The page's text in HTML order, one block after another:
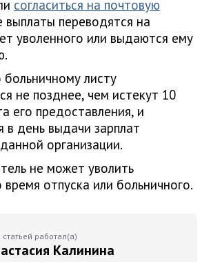
согласиться на почтовую
выплаты переводятся на
уволенного или выдаются ему
больничному листу
не позднее, чем истекут 10
его предоставления, и
в день выдачи зарплат
организации.
не может уволить
отпуска или больничного.
работал(а)
Калинина